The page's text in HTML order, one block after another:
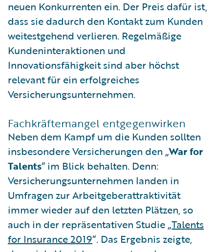
neuen Konkurrenten ein. Der Preis dafür ist,
dass sie dadurch den Kontakt zum Kunden
weitestgehend verlieren. Regelmäßige
Kundeninteraktionen und
Innovationsfähigkeit sind aber höchst
relevant für ein erfolgreiches
Versicherungsunternehmen.
Fachkräftemangel entgegenwirken
Neben dem Kampf um die Kunden sollten
insbesondere Versicherungen den „War for
Talents“ im Blick behalten. Denn:
Versicherungsunternehmen landen in
Umfragen zur Arbeitgeberattraktivität
immer wieder auf den letzten Plätzen, so
auch in der repräsentativen Studie „Talents
for Insurance 2019“. Das Ergebnis zeigte,